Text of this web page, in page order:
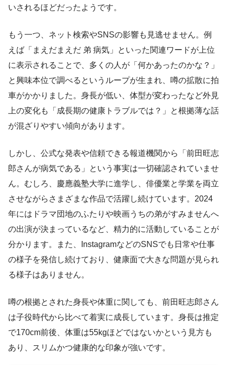
いされるほどだったようです。
もう一つ、ネット検索やSNSの影響も見逃せません。例
えば「まえだまえだ 弟 病気」といった関連ワードが上位
に表示されることで、多くの人が「何かあったのかな？」
と興味本位で調べるというループが生まれ、噂の拡散に拍
車がかかりました。身長が低い、体型が変わったなど外見
上の変化も「成長期の健康トラブルでは？」と根拠薄な話
が混ざりやすい傾向があります。
しかし、公式な発表や信頼できる報道機関から「前田旺志
郎さんが病気である」という事実は一切確認されていませ
ん。むしろ、慶應義塾大学に進学し、俳優業と学業を両立
させながらさまざまな作品で活躍し続けています。2024
年にはドラマ団地のふたりや映画うちの弟がすみませんへ
の出演が決まっているなど、精力的に活動していることが
分かります。また、InstagramなどのSNSでも日常や仕事
の様子を発信し続けており、健康面で大きな問題が見られ
る様子はありません。
噂の根拠とされた身長や体重に関しても、前田旺志郎さん
は子役時代から比べて着実に成長しています。身長は推定
で170cm前後、体重は55kgほどではないかという見方も
あり、スリムかつ健康的な印象が強いです。